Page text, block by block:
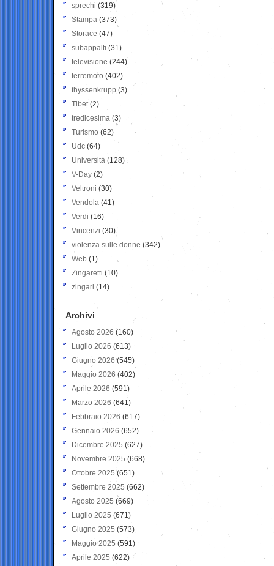
sprechi (319)
Stampa (373)
Storace (47)
subappalti (31)
televisione(244)
terremoto (402)
thyssenkrupp (3)
Tibet(2)
tredicesima (3)
Turismo (62)
Udc (64)
Università (128)
V-Day (2)
Veltroni (30)
Vendola (41)
Verdi (16)
Vincenzi (30)
violenza sulle donne (342)
Web (1)
Zingaretti (10)
zingari (14)
Archivi
Agosto 2026 (160)
Luglio 2026 (613)
Giugno 2026 (545)
Maggio 2026 (402)
Aprile 2026 (591)
Marzo 2026 (641)
Febbraio 2026 (617)
Gennaio 2026 (652)
Dicembre 2025 (627)
Novembre 2025 (668)
Ottobre 2025 (651)
Settembre 2025 (662)
Agosto 2025 (669)
Luglio 2025 (671)
Giugno 2025 (573)
Maggio 2025 (591)
Aprile 2025 (622)